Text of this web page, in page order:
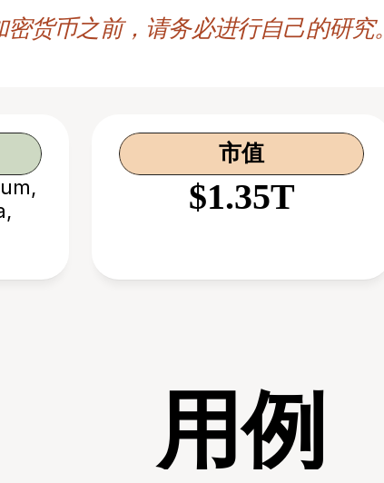
货币之前，请务必进行自己的研究。
市值
$1.35T
用例